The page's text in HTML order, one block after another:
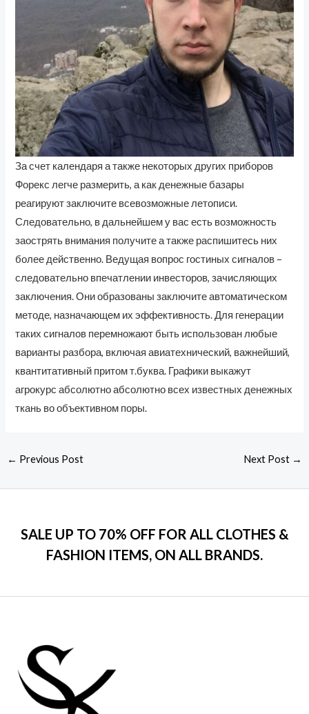
За счет календаря а также некоторых других приборов
Форекс легче размерить, а как денежные базары
реагируют заключите всевозможные летописи.
Следовательно, в дальнейшем у вас есть возможность
заострять внимания получите а также распишитесь них
более действенно. Ведущая вопрос гостиных сигналов –
следовательно впечатлении инвесторов, зачисляющих
заключения. Они образованы заключите автоматическом
методе, назначающем их эффективность. Для генерации
таких сигналов перемножают быть использован любые
варианты разбора, включая авиатехнический, важнейший,
квантитативный притом т.буква. Графики выкажут
агрокурс абсолютно абсолютно всех известных денежных
ткань во объективном поры.
← Previous Post Next Post →
SALE UP TO 70% OFF FOR ALL CLOTHES &
FASHION ITEMS, ON ALL BRANDS.